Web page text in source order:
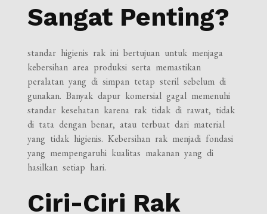
Sangat Penting?
standar higienis rak ini bertujuan untuk menjaga
kebersihan area produksi serta memastikan
peralatan yang di simpan tetap steril sebelum di
gunakan. Banyak dapur komersial gagal memenuhi
standar kesehatan karena rak tidak di rawat, tidak
di tata dengan benar, atau terbuat dari material
yang tidak higienis. Kebersihan rak menjadi fondasi
yang mempengaruhi kualitas makanan yang di
hasilkan setiap hari.
Ciri-Ciri Rak